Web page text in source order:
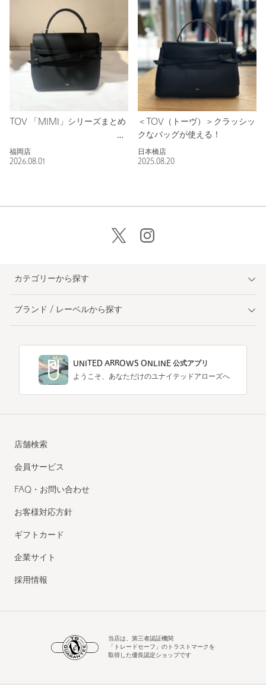
TOV 「MIMI」シリーズまとめ
福岡店
2026.08.01
＜TOV（トーヴ）＞クラッシッ
クなバッグが使える！
日本橋店
2025.08.20
カテゴリーから探す
ブランド / レーベルから探す
UNITED ARROWS ONLINE 公式アプリ
ようこそ、あなただけのユナイテッドアローズへ
店舗検索
会員サービス
FAQ・お問い合わせ
お客様対応方針
ギフトカード
企業サイト
採用情報
当店は、第三者認証機関
「トレードセーフ」のトラストマークを
取得した優良認定ショップです